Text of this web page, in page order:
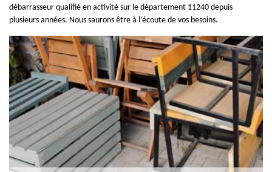
débarrasseur qualifié en activité sur le département 11240 depuis
plusieurs années. Nous saurons être à l’écoute de vos besoins.